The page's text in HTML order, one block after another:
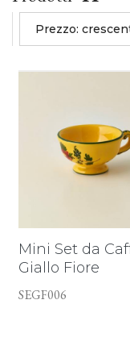
Mini Set da
Giallo Fiore
SEGF006